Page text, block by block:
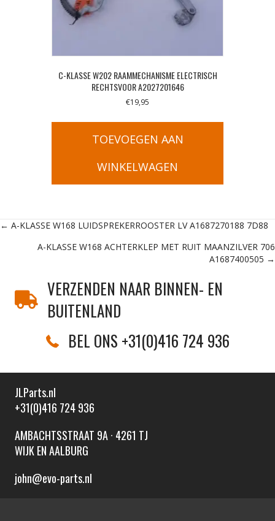
C-KLASSE W202 RAAMMECHANISME ELECTRISCH
RECHTSVOOR A2027201646
€19,95
TOEVOEGEN AAN
WINKELWAGEN
Posts
navigation
← A-KLASSE W168 LUIDSPREKERROOSTER LV A1687270188 7D88
A-KLASSE W168 ACHTERKLEP MET RUIT MAANZILVER 706
A1687400505 →
VERZENDEN NAAR BINNEN- EN
BUITENLAND
BEL ONS +31(0)416 724 936
JLParts.nl
+31(0)416 724 936
AMBACHTSSTRAAT 9A · 4261 TJ
WIJK EN AALBURG
john@evo-parts.nl